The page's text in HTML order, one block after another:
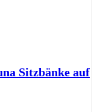
Sitzbänke auf